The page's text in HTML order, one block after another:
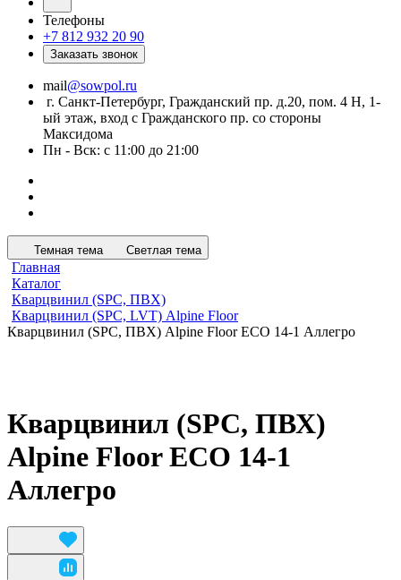
Телефоны
+7 812 932 20 90
Заказать звонок
mail@sowpol.ru
г. Санкт-Петербург, Гражданский пр. д.20, пом. 4 Н, 1-
ый этаж, вход с Гражданского пр. со стороны
Максидома
Пн - Вск: с 11:00 до 21:00
Темная тема Светлая тема
Главная
Каталог
Кварцвинил (SPC, ПВХ)
Кварцвинил (SPC, LVT) Alpine Floor
Кварцвинил (SPC, ПВХ) Alpine Floor ЕСО 14-1 Аллегро
Кварцвинил (SPC, ПВХ)
Alpine Floor ЕСО 14-1
Аллегро